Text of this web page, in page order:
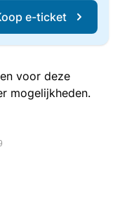
e-ticket
voor deze
mogelijkheden.